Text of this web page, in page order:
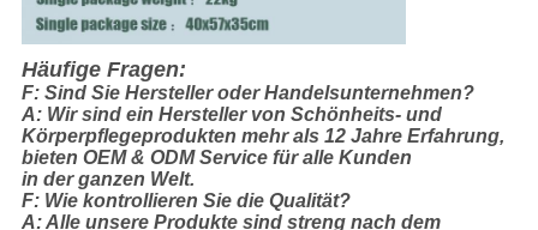
Häufige Fragen:
F: Sind Sie Hersteller oder Handelsunternehmen?
A: Wir sind ein Hersteller von Schönheits- und
Körperpflegeprodukten mehr als 12 Jahre Erfahrung,
bieten OEM & ODM Service für alle Kunden
in der ganzen Welt.
F: Wie kontrollieren Sie die Qualität?
A: Alle unsere Produkte sind streng nach dem